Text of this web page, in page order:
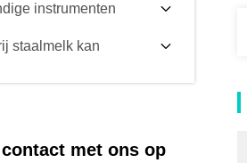
instrumenten
staalmelk kan
contact met ons op